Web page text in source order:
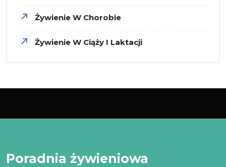
Żywienie W Chorobie
Żywienie W Ciąży I Laktacji
Poradnia żywieniowa